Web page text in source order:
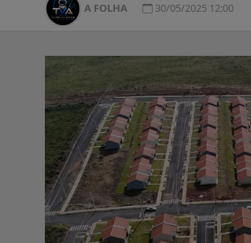
A FOLHA 30/05/2025 12:00